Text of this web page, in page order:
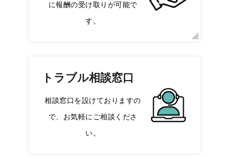
に報酬の受け取りが可能で
す。
トラブル相談窓口
相談窓口を設けておりますの
で、お気軽にご相談くださ
い。